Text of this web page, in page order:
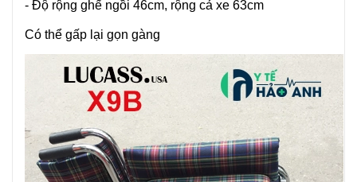
- Độ rộng ghế ngồi 46cm, rộng cả xe 63cm
Có thể gấp lại gọn gàng